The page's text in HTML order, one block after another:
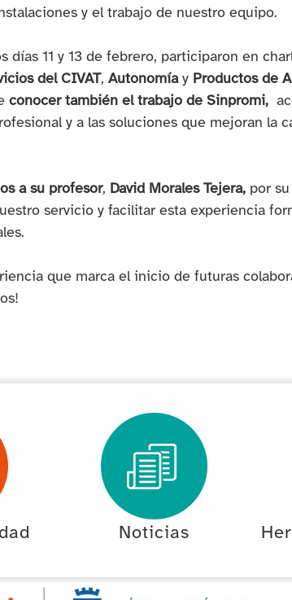
y el trabajo de nuestro equipo.
días 11 y 13 de febrero, participaron en
del CIVAT, Autonomíay Productos de
conocer también el trabajo de Sinpromi,
y a las soluciones que mejoran la
a su profesor, David Morales Tejera,por su
servicio y facilitar esta experiencia
que marca el inicio de futuras
Noticias